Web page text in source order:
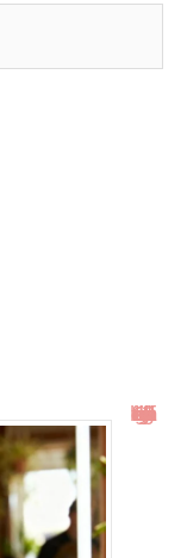
Idées de coupe cheveux mi long dégradé effilé avec frange à 60 ans